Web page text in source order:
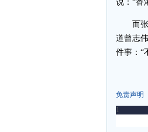
说：“香
而张学
道曾志
件事：“
免责声明